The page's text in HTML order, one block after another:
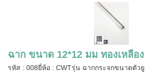
ฉาก ขนาด 12*12 มม ทองเหลือ
รหัส : 008ยี่ห้อ : CWTรุ่น ฉากกระจกขนาดตัว